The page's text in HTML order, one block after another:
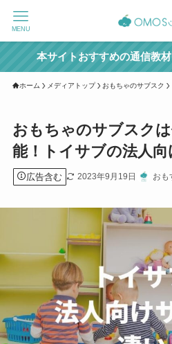
MENU
本サイトおすすめの通信教
ホーム メディアトップ おもちゃのサブスク
おもちゃのサブスク
能！トイサブの法人向
広告含む 2023年9月19日 おも